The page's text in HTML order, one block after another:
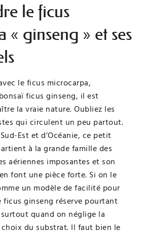
le ficus
« ginseng » et ses
le ficus microcarpa,
ficus ginseng, il est
la vraie nature. Oubliez les
qui circulent un peu partout.
Sud-Est et d’Océanie, ce petit
à la grande famille des
aériennes imposantes et son
font une pièce forte. Si on le
un modèle de facilité pour
ficus ginseng réserve pourtant
surtout quand on néglige la
choix du substrat. Il faut bien le